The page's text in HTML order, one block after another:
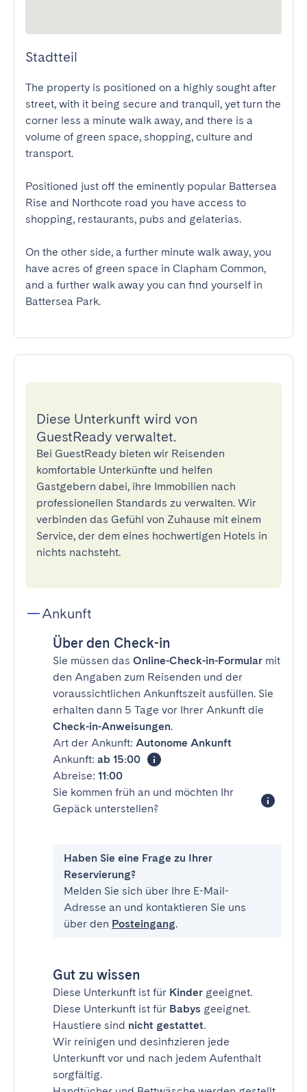
Stadtteil
The property is positioned on a highly sought after
street, with it being secure and tranquil, yet turn the
corner less a minute walk away, and there is a
volume of green space, shopping, culture and
transport.
Positioned just off the eminently popular Battersea
Rise and Northcote road you have access to
shopping, restaurants, pubs and gelaterias.
On the other side, a further minute walk away, you
have acres of green space in Clapham Common,
and a further walk away you can find yourself in
Battersea Park.
Diese Unterkunft wird von
GuestReady verwaltet.
Bei GuestReady bieten wir Reisenden
komfortable Unterkünfte und helfen
Gastgebern dabei, ihre Immobilien nach
professionellen Standards zu verwalten. Wir
verbinden das Gefühl von Zuhause mit einem
Service, der dem eines hochwertigen Hotels in
nichts nachsteht.
Ankunft
Über den Check-in
Sie müssen das Online-Check-in-Formular mit
den Angaben zum Reisenden und der
voraussichtlichen Ankunftszeit ausfüllen. Sie
erhalten dann 5 Tage vor Ihrer Ankunft die
Check-in-Anweisungen.
Art der Ankunft: Autonome Ankunft
Ankunft: ab 15:00
Abreise: 11:00
Sie kommen früh an und möchten Ihr
Gepäck unterstellen?
Haben Sie eine Frage zu Ihrer
Reservierung?
Melden Sie sich über Ihre E-Mail-
Adresse an und kontaktieren Sie uns
über den Posteingang.
Gut zu wissen
Diese Unterkunft ist für Kinder geeignet.
Diese Unterkunft ist für Babys geeignet.
Haustiere sind nicht gestattet.
Wir reinigen und desinfizieren jede
Unterkunft vor und nach jedem Aufenthalt
sorgfältig.